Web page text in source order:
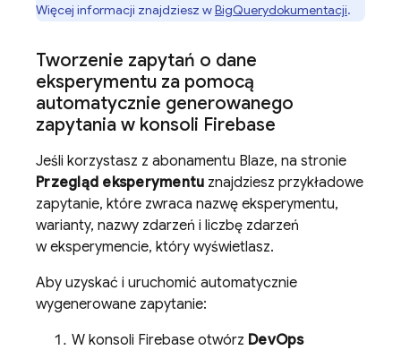
Więcej informacji znajdziesz wBigQuerydokumentacji.
Tworzenie zapytań o dane
eksperymentu za pomocą
automatycznie generowanego
zapytania w konsoli Firebase
Jeśli korzystasz z abonamentu Blaze, na stronie
Przegląd eksperymentu znajdziesz przykładowe
zapytanie, które zwraca nazwę eksperymentu,
warianty, nazwy zdarzeń i liczbę zdarzeń
w eksperymencie, który wyświetlasz.
Aby uzyskać i uruchomić automatycznie
wygenerowane zapytanie:
W konsoli Firebase otwórz DevOps